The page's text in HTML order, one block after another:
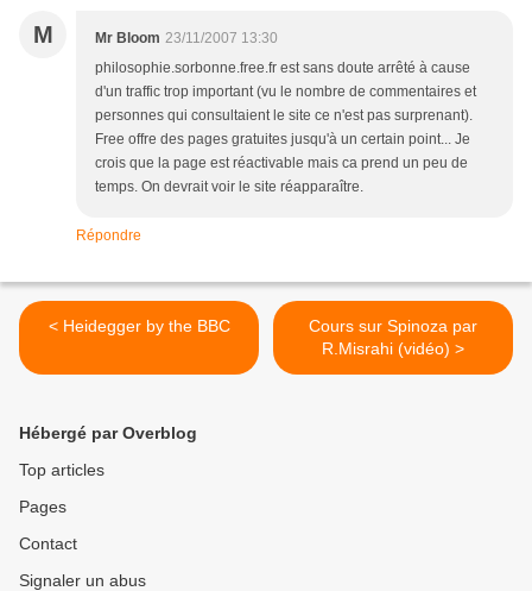
M Mr Bloom 23/11/2007 13:30
philosophie.sorbonne.free.fr est sans doute arrêté à cause
d'un traffic trop important (vu le nombre de commentaires et
personnes qui consultaient le site ce n'est pas surprenant).
Free offre des pages gratuites jusqu'à un certain point... Je
crois que la page est réactivable mais ca prend un peu de
temps. On devrait voir le site réapparaître.
Répondre
< Heidegger by the BBC
Cours sur Spinoza par
R.Misrahi (vidéo) >
Hébergé par Overblog
Top articles
Pages
Contact
Signaler un abus